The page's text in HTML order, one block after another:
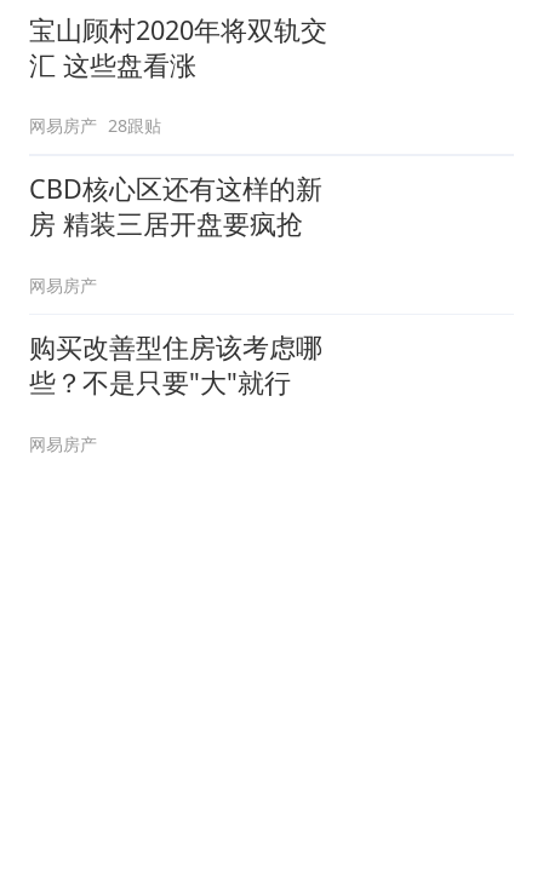
宝山顾村2020年将双轨交
汇 这些盘看涨
网易房产 28跟贴
CBD核心区还有这样的新
房 精装三居开盘要疯抢
网易房产
购买改善型住房该考虑哪
些？不是只要"大"就行
网易房产